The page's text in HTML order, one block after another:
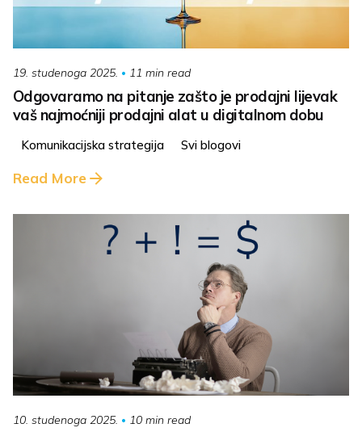
19. studenoga 2025. 11 min read
Odgovaramo na pitanje zašto je prodajni lijevak
vaš najmoćniji prodajni alat u digitalnom dobu
Komunikacijska strategija Svi blogovi
Read More
10. studenoga 2025. 10 min read